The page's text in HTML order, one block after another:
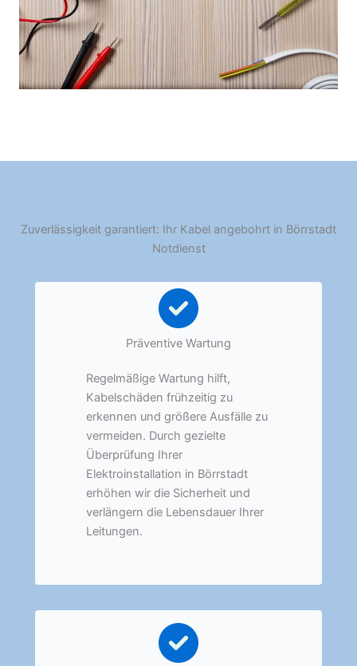
Zuverlässigkeit garantiert: Ihr Kabel angebohrt in Börrstadt
Notdienst
Präventive Wartung
Regelmäßige Wartung hilft,
Kabelschäden frühzeitig zu
erkennen und größere Ausfälle zu
vermeiden. Durch gezielte
Überprüfung Ihrer
Elektroinstallation in Börrstadt
erhöhen wir die Sicherheit und
verlängern die Lebensdauer Ihrer
Leitungen.